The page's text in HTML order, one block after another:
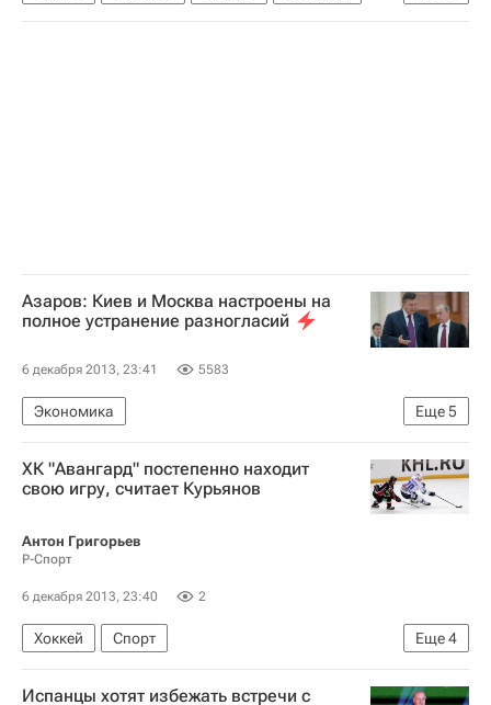
Николай Азаров (политик)
Азаров: Киев и Москва настроены на
полное устранение разногласий
6 декабря 2013, 23:41 5583
Еще5
Экономика
Ситуация с поставками российского газа на Украину
Украина
Весь мир Европа Россия
ХК "Авангард" постепенно находит
свою игру, считает Курьянов
Антон Григорьев
Р-Спорт
6 декабря 2013, 23:40 2
Еще4
Хоккей
Спорт
Мультимедийный спортивный пакет
Испанцы хотят избежать встречи с